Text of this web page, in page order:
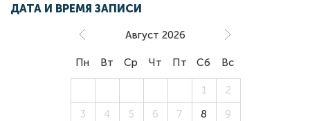
ДАТА И ВРЕМЯ ЗАПИСИ
Август 2026
Пн Вт Ср Чт Пт Сб Вс
1
2
3
4 5 6 7 8
9